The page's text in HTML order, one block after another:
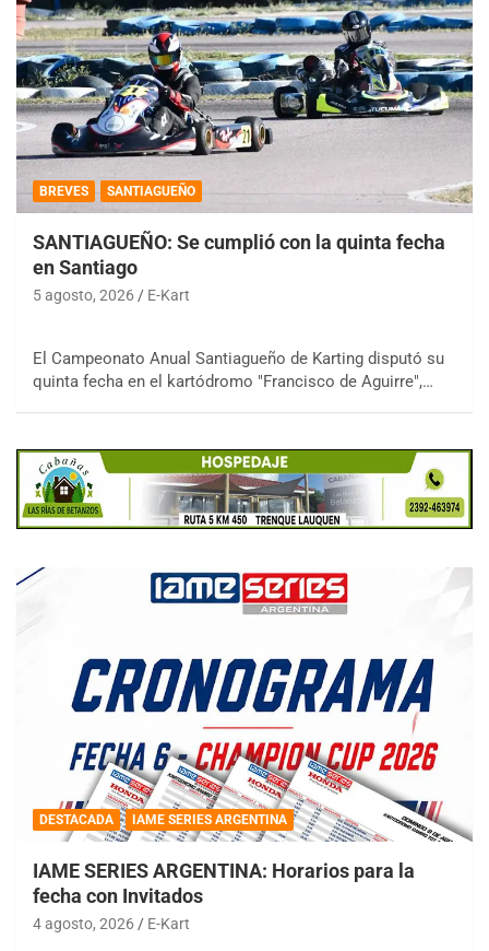
BREVES SANTIAGUEÑO
SANTIAGUEÑO: Se cumplió con la quinta fecha
en Santiago
5 agosto, 2026 E-Kart
El Campeonato Anual Santiagueño de Karting disputó su
quinta fecha en el kartódromo "Francisco de Aguirre",…
DESTACADA IAME SERIES ARGENTINA
IAME SERIES ARGENTINA: Horarios para la
fecha con Invitados
4 agosto, 2026 E-Kart